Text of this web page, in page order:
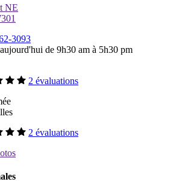
NE
3093
de 9h30 am à 5h30 pm
2 évaluations
2 évaluations